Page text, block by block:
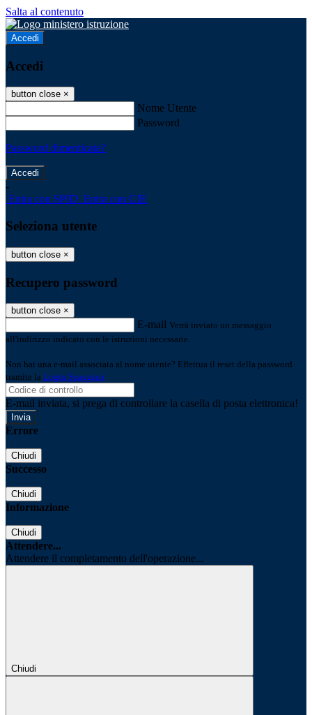
Salta al contenuto
Accedi
Accedi
button close ×
Nome Utente
Password
Password dimenticata?
-
Entra con SPID Entra con CIE
Seleziona utente
button close ×
Recupero password
button close ×
E-mail Verrà inviato un messaggio
all'indirizzo indicato con le istruzioni necessarie.
Non hai una e-mail associata al nome utente? Effettua il reset della password
tramite la Login Spaggiari
E-mail inviata, si prega di controllare la casella di posta elettronica!
Errore
Chiudi
Successo
Chiudi
Informazione
Chiudi
Attendere...
Attendere il completamento dell'operazione...
Chiudi